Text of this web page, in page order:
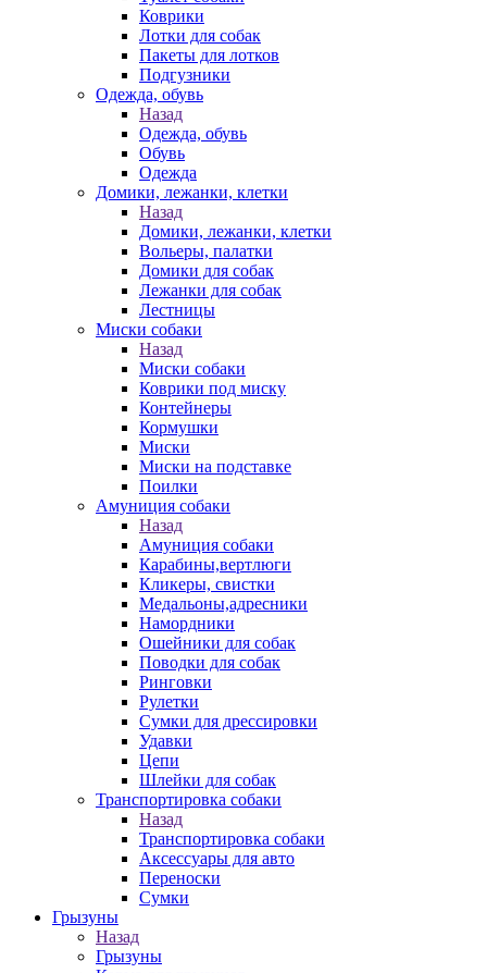
Коврики
Лотки для собак
Пакеты для лотков
Подгузники
Одежда, обувь
Назад
Одежда, обувь
Обувь
Одежда
Домики, лежанки, клетки
Назад
Домики, лежанки, клетки
Вольеры, палатки
Домики для собак
Лежанки для собак
Лестницы
Миски собаки
Назад
Миски собаки
Коврики под миску
Контейнеры
Кормушки
Миски
Миски на подставке
Поилки
Амуниция собаки
Назад
Амуниция собаки
Карабины,вертлюги
Кликеры, свистки
Медальоны,адресники
Намордники
Ошейники для собак
Поводки для собак
Ринговки
Рулетки
Сумки для дрессировки
Удавки
Цепи
Шлейки для собак
Транспортировка собаки
Назад
Транспортировка собаки
Аксессуары для авто
Переноски
Сумки
Грызуны
Назад
Грызуны